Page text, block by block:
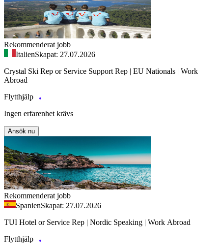
Rekommenderat jobb
ItalienSkapat: 27.07.2026
Crystal Ski Rep or Service Support Rep | EU Nationals | Work
Abroad
Flytthjälp
Ingen erfarenhet krävs
Ansök nu
Rekommenderat jobb
SpanienSkapat: 27.07.2026
TUI Hotel or Service Rep | Nordic Speaking | Work Abroad
Flytthjälp